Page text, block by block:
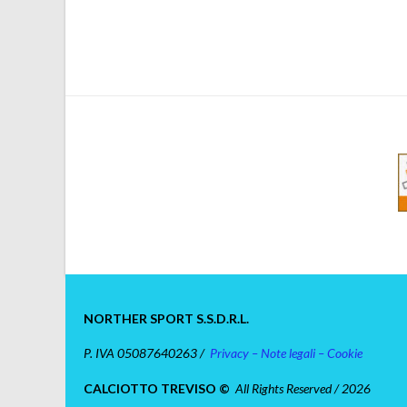
NORTHER SPORT S.S.D.R.L.
P. IVA 05087640263 / Privacy – Note legali – Cookie
CALCIOTTO TREVISO © All Rights Reserved / 2026